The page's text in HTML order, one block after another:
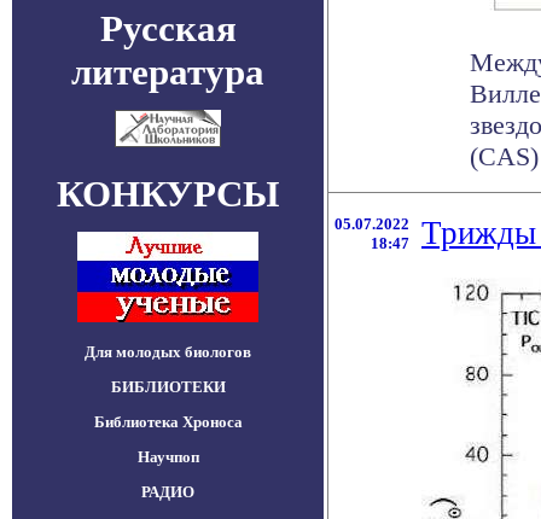
Русская
литература
КОНКУРСЫ
Для молодых биологов
БИБЛИОТЕКИ
Библиотека Хроноса
Научпоп
РАДИО
05.07.2022
18:47
Трижды